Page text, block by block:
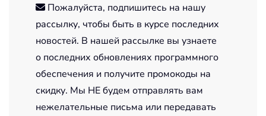
Пожалуйста, подпишитесь на нашу
рассылку, чтобы быть в курсе последних
новостей. В нашей рассылке вы узнаете
о последних обновлениях программного
обеспечения и получите промокоды на
скидку. Мы НЕ будем отправлять вам
нежелательные письма или передавать